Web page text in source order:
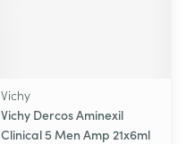
Vichy
Vichy Dercos Aminexil
Clinical 5 Men Amp 21x6ml